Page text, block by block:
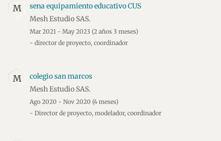
M
sena equipamiento educativo CUS
Mesh Estudio SAS.
Mar 2021 - May 2023 (2 años 3 meses)
- director de proyecto, coordinador
M
colegio san marcos
Mesh Estudio SAS.
Ago 2020 - Nov 2020 (4 meses)
- Director de proyecto, modelador, coordinador